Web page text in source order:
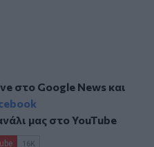
στο Google Newsκαι
μας στοYouTube